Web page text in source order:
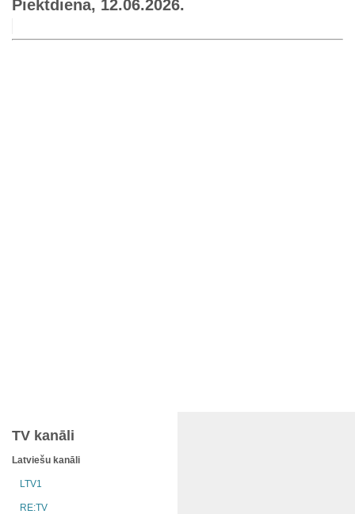
Piektdiena, 12.06.2026.
TV kanāli
Latviešu kanāli
LTV1
RE:TV